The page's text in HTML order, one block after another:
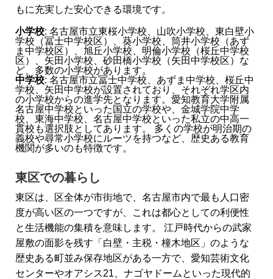
もに充実した安心できる環境です。
小学校: 名古屋市立東桜小学校、山吹小学校、東白壁小
学校（冨士中学校区）、葵小学校、筒井小学校（あず
ま中学校区）、旭丘小学校、明倫小学校（桜丘中学校
区）、矢田小学校、砂田橋小学校（矢田中学校区）な
ど、多数の小学校があります。
中学校: 名古屋市立冨士中学校、あずま中学校、桜丘中
学校、矢田中学校が設置されており、それぞれ学区内
の小学校からの進学先となります。愛知教育大学附属
名古屋中学校といった国立の学校や、金城学院中学
校、東海中学校、名古屋中学校といった私立の中高一
貫校も選択肢としてあります。 多くの学校が明治期の
義校や尋常小学校にルーツを持つなど、歴史ある教育
機関が多いのも特徴です。
東区での暮らし
東区は、区全体が市街地で、名古屋市内で最も人口密
度が高い区の一つですが、これは都心としての利便性
と生活機能の集積を意味します。 江戸時代からの武家
屋敷の面影を残す「白壁・主税・橦木地区」のような
歴史ある町並み保存地区がある一方で、愛知芸術文化
センターやオアシス21、ナゴヤドームといった現代的